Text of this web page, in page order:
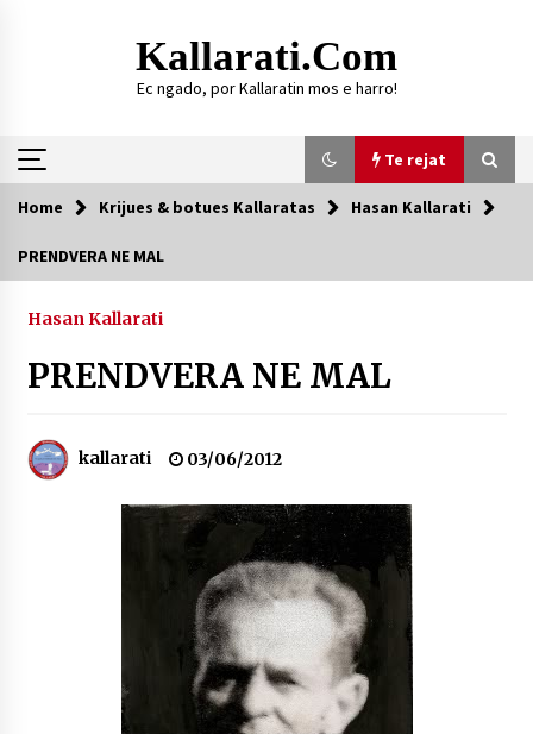
Kallarati.com
Ec ngado, por Kallaratin mos e harro!
Te rejat
Te rejat
SHOQATËS “KALLARATI”
Gazeta Kallarati nr. 118
SI U ARRIT TË REALIZOHEJ PERLA FOLKLORIKE
“JANINËS Ç’I PANË SYTË”
06/06/2026
NË KALLARAT, NË “FSHATIN E DJEGUR” U
ZHVILLUA EDICIONI I TRETË I PIKNIKU
Gazeta Kallarati nr. 117
03/05/2026
Home Krijues & botues Kallaratas Hasan Kallarati
PRENDVERA NE MAL
Hasan Kallarati
PRENDVERA NE MAL
kallarati 03/06/2012